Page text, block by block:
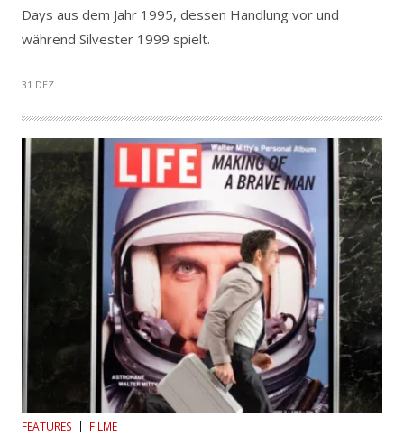
Days aus dem Jahr 1995, dessen Handlung vor und
während Silvester 1999 spielt.
31 DEZ.
FEATURES FILME